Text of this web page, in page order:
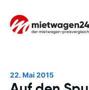
22. Mai 2015